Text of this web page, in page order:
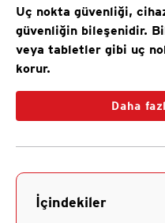
Uç nokta güvenliği,
güvenliğin bileşenidir.
veya tabletler gibi uç
korur.
Daha
İçindekiler